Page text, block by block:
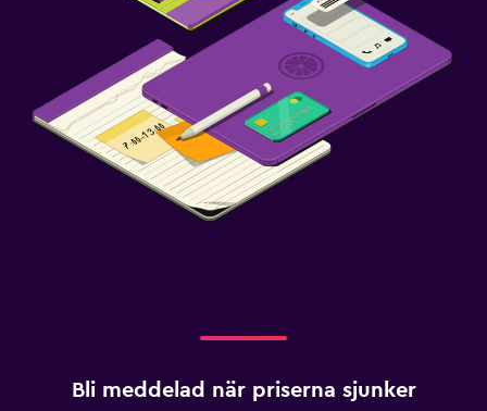
Bli meddelad när priserna sjunker